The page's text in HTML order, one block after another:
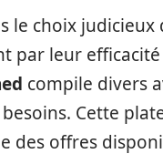
le choix judicieux
par leur
compile divers
Cette
des offres